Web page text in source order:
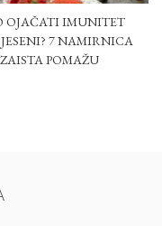
OJAČATI IMUNITET
JESENI? 7 NAMIRNICA
POMAŽU